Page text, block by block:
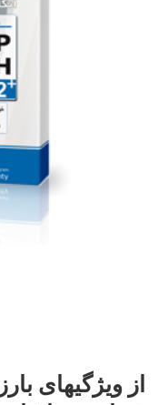
از ویژگیهای